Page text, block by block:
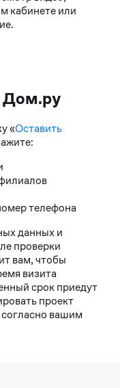
кабинете или
Дом.ру
«Оставить
телефона
данных и
проверки
вам, чтобы
визита
срок приедут
проект
вашим